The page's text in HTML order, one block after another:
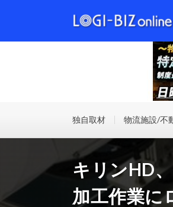
独自取材 物流施設/不
キリンHD
加工作業に